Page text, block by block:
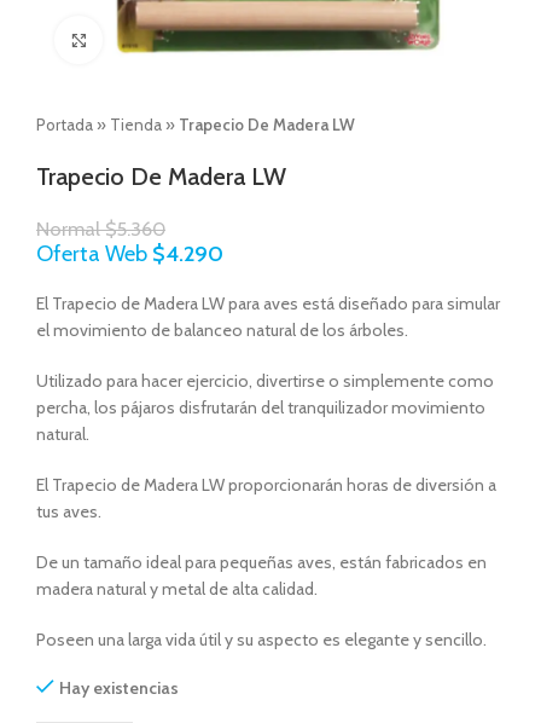
Click to enlarge
Portada » Tienda » Trapecio De Madera LW
Trapecio De Madera LW
Normal$5.360
Oferta Web $4.290
El Trapecio de Madera LW para aves está diseñado para simular
el movimiento de balanceo natural de los árboles.
Utilizado para hacer ejercicio, divertirse o simplemente como
percha, los pájaros disfrutarán del tranquilizador movimiento
natural.
El Trapecio de Madera LW proporcionarán horas de diversión a
tus aves.
De un tamaño ideal para pequeñas aves, están fabricados en
madera natural y metal de alta calidad.
Poseen una larga vida útil y su aspecto es elegante y sencillo.
Hay existencias